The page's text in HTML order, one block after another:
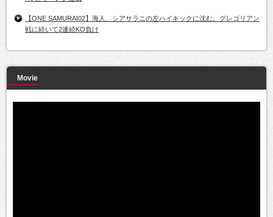
【ONE SAMURAI02】海人、シアサラニの左ハイキックに沈む。グレゴリアン
戦に続いて2連続KO負け
Movie